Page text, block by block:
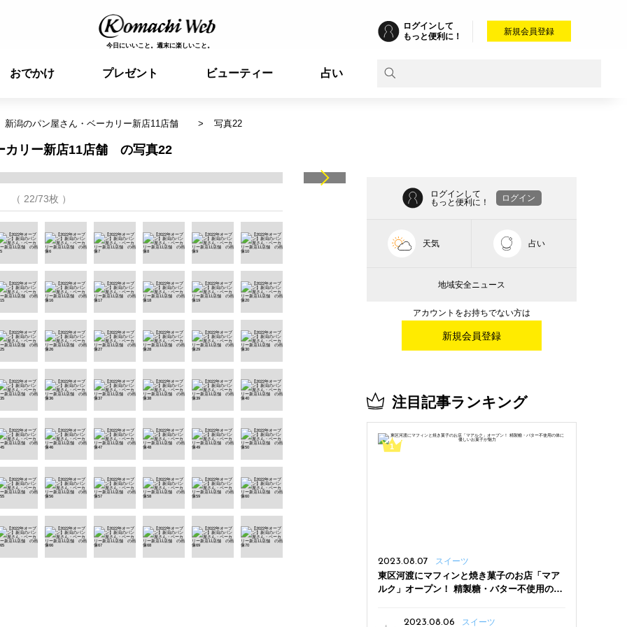
今日にいいこと。週末に楽しいこと。
ログインして
もっと便利に！
新規会員登録
おでかけ プレゼント ビューティー 占い
新潟のパン屋さん・ベーカリー新店11店舗 写真22
カリー新店11店舗 の写真22
（ 22/73枚 ）
ログインして
もっと便利に！
ログイン
天気 占い
地域安全ニュース
アカウントをお持ちでない方は
新規会員登録
注目記事ランキング
2023.08.07 スイーツ
東区河渡にマフィンと焼き菓子のお店「マア
ルク」オープン！ 精製糖・バター不使用の体
2023.08.06
スイーツ